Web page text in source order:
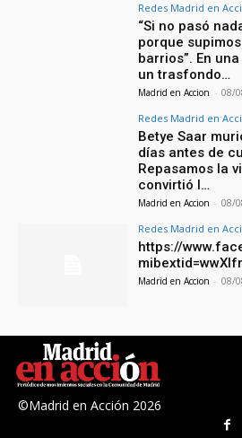
Redes Madrid en
“Si no pasó
porque
barrios”. En
un trasfondo…
Madrid en Accion - 08/
Redes Madrid en
Betye Saar
días antes de
Repasamos la
convirtió l…
Madrid en Accion - 08/
Redes Madrid en
https://
mibextid=wwXIfr
Madrid en Accion - 08/
©Madrid en Acción 2026